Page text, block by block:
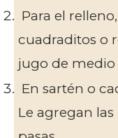
Para el
cuadraditos o
jugo de
En sartén o
Le agregan